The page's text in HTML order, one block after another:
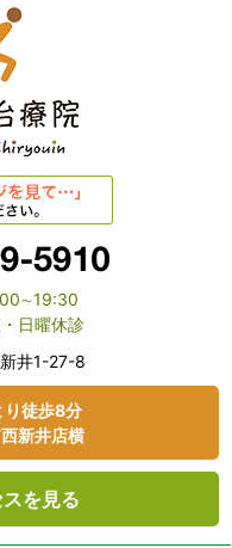
日曜休診
井1-27-8
り徒歩8分
新井店横
を見る